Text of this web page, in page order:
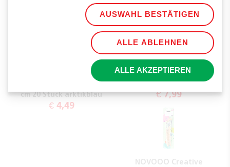
PAPSTAR Servietten
Royal Collection 40 x 40
cm 20 Stück arktikblau
€ 4,49
UHU Serviettentechnik-
Lack 150 ml seidenglanz
€ 7,99
NOVOOO Creative
AUSWAHL BESTÄTIGEN
ALLE ABLEHNEN
ALLE AKZEPTIEREN